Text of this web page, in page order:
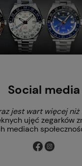
Social media
jest wart więcej niż
ujęć zegarków
mediach